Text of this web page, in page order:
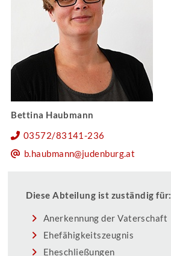
Bettina Haubmann
03572/83141-236
b.haubmann@judenburg.at
Diese Abteilung ist zuständig für:
Anerkennung der Vaterschaft
Ehefähigkeitszeugnis
Eheschließungen